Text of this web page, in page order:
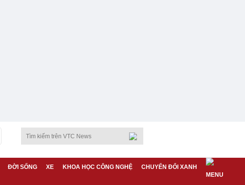
ĐỜI SỐNG XE KHOA HỌC CÔNG NGHỆ CHUYỂN ĐỔI XANH